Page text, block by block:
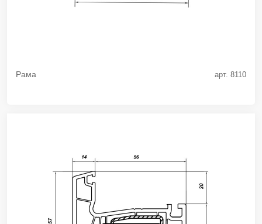
Рама арт. 8110